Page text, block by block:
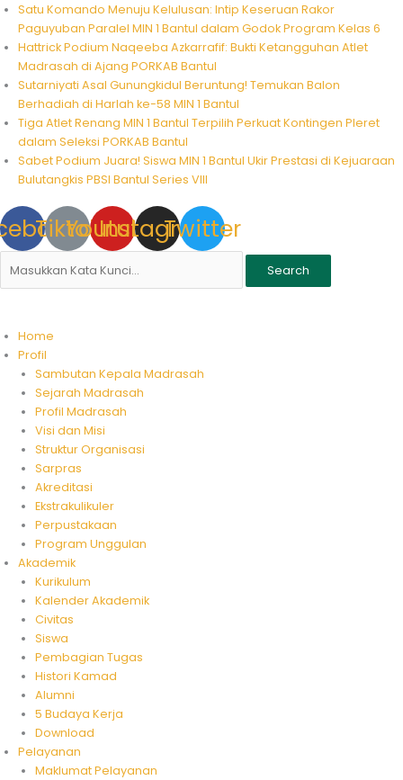
Skip
content
Satu Komando Menuju Kelulusan: Intip Keseruan Rakor
Paguyuban Paralel MIN 1 Bantul dalam Godok Program Kelas 6
Hattrick Podium Naqeeba Azkarrafif: Bukti Ketangguhan Atlet
Madrasah di Ajang PORKAB Bantul
Sutarniyati Asal Gunungkidul Beruntung! Temukan Balon
Berhadiah di Harlah ke-58 MIN 1 Bantul
Tiga Atlet Renang MIN 1 Bantul Terpilih Perkuat Kontingen Pleret
dalam Seleksi PORKAB Bantul
Sabet Podium Juara! Siswa MIN 1 Bantul Ukir Prestasi di Kejuaraan
Bulutangkis PBSI Bantul Series VIII
TiktokYoutube
Instagram
Twitter
Search
Home
Profil
Sambutan Kepala Madrasah
Sejarah Madrasah
Profil Madrasah
Visi dan Misi
Struktur Organisasi
Sarpras
Akreditasi
Ekstrakulikuler
Perpustakaan
Program Unggulan
Akademik
Kurikulum
Kalender Akademik
Civitas
Siswa
Pembagian Tugas
Histori Kamad
Alumni
5 Budaya Kerja
Download
Pelayanan
Maklumat Pelayanan